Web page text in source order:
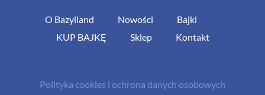
O Bazylland Nowości
Bajki
KUP BAJKĘ
Sklep Kontakt
Polityka cookies i ochrona danych osobowych